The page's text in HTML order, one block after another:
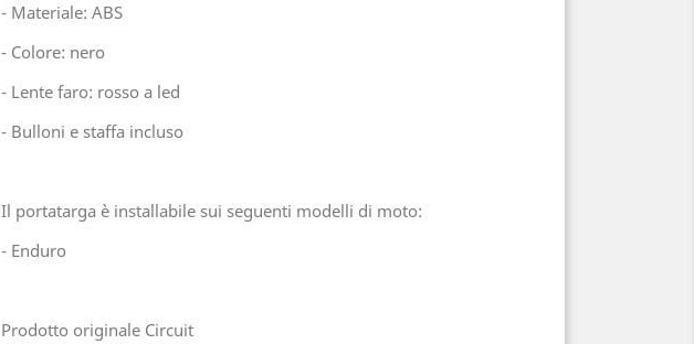
- Materiale: ABS
- Colore: nero
- Lente faro: rosso a led
- Bulloni e staffa incluso
Il portatarga è installabile sui seguenti modelli di moto:
- Enduro
Prodotto originale Circuit